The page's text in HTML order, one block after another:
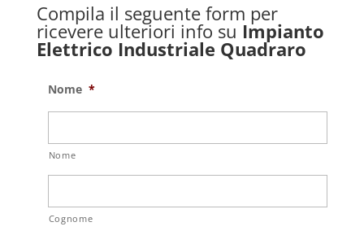
Compila il seguente form per
ricevere ulteriori info su Impianto
Elettrico Industriale Quadraro
Nome *
Nome
Cognome